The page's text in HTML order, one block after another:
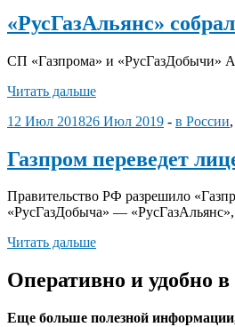
«РусГазАльянс»
СП «Газпрома» и «РусГазДобычи»
Читать дальше
12 Июл 201826 Июл 2019 - в России,
Газпром переведет
Правительство РФ разрешило
«РусГазДобыча» —
Читать дальше
Оперативно и удобно
Еще больше полезной